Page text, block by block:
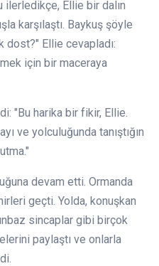
ilerledikçe, Ellie bir dalın
karşılaştı. Baykuş şöyle
dost?" Ellie cevapladı:
için bir maceraya
"Bu harika bir fikir, Ellie.
ve yolculuğunda tanıştığın
devam etti. Ormanda
geçti. Yolda, konuşkan
sincaplar gibi birçok
paylaştı ve onlarla